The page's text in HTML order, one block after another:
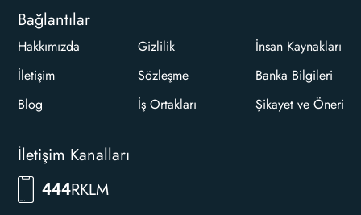
Bağlantılar
Hakkımızda
İletişim
Blog
Gizlilik
Sözleşme
İş Ortakları
İnsan Kaynakları
Banka Bilgileri
Şikayet ve Öneri
İletişim Kanalları
444RKLM